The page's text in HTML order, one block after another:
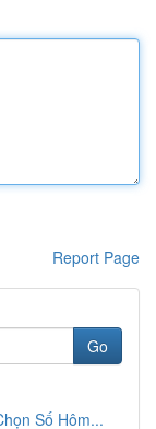
Report Page
Go
Số Hôm...